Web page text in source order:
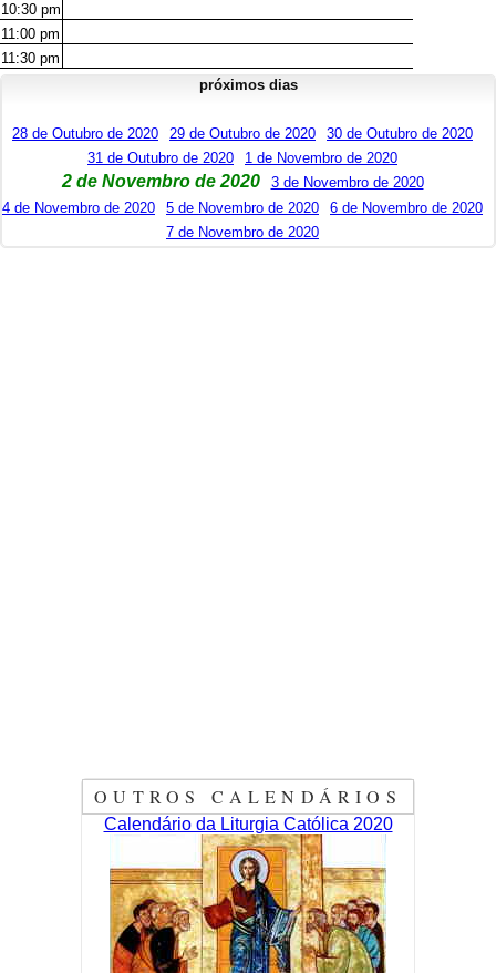
10:30 pm
11:00 pm
11:30 pm
próximos dias
28 de Outubro de 2020 29 de Outubro de 2020
30 de Outubro de 2020
31 de Outubro de 2020
1 de Novembro de 2020
2 de Novembro de 2020
3 de Novembro de 2020
4 de Novembro de 2020
5 de Novembro de 2020
6 de Novembro de 2020
7 de Novembro de 2020
OUTROS CALENDÁRIOS
Calendário da Liturgia Católica 2020